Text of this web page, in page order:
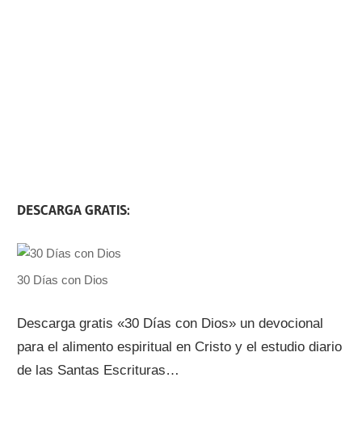
DESCARGA GRATIS:
30 Días con Dios
Descarga gratis «30 Días con Dios» un devocional
para el alimento espiritual en Cristo y el estudio diario
de las Santas Escrituras…